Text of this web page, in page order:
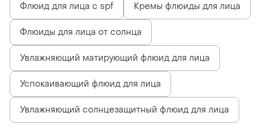
Флюид для лица с spf Кремы флюиды для лица
Флюиды для лица от солнца
Увлажняющий матирующий флюид для лица
Успокаивающий флюид для лица
Увлажняющий солнцезащитный флюид для лица